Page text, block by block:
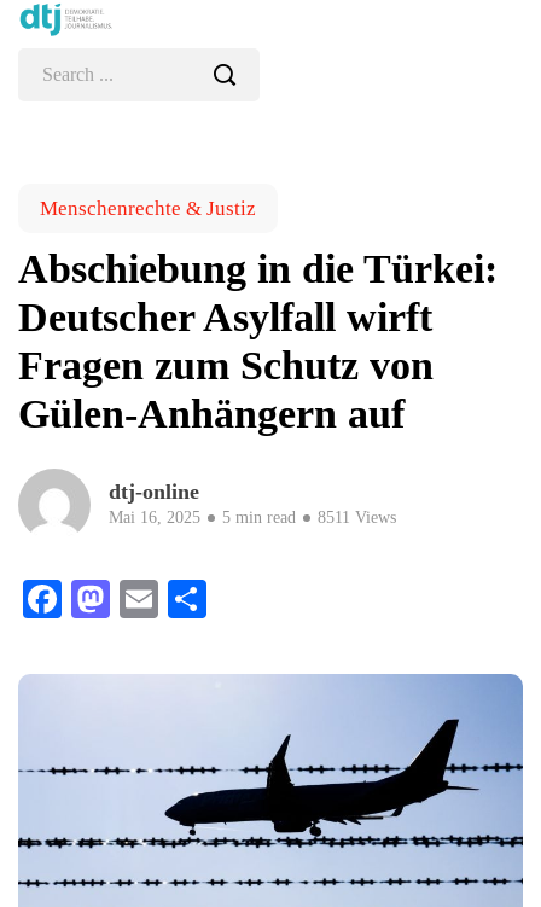
Menschenrechte & Justiz
Abschiebung in die Türkei:
Deutscher Asylfall wirft
Fragen zum Schutz von
Gülen-Anhängern auf
dtj-online
Mai 16, 2025 5 min read 8511 Views
Facebook
Mastodon
Email